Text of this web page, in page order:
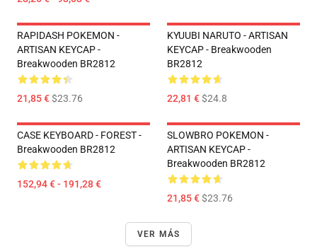
RAPIDASH POKEMON -
ARTISAN KEYCAP -
Breakwooden BR2812
21,85 €$23.76
KYUUBI NARUTO - ARTISAN
KEYCAP - Breakwooden
BR2812
22,81 €$24.8
CASE KEYBOARD - FOREST -
Breakwooden BR2812
152,94 € - 191,28 €
SLOWBRO POKEMON -
ARTISAN KEYCAP -
Breakwooden BR2812
21,85 €$23.76
VER MÁS